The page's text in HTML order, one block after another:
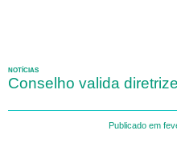
NOTÍCIAS
Conselho valida
Publicado em